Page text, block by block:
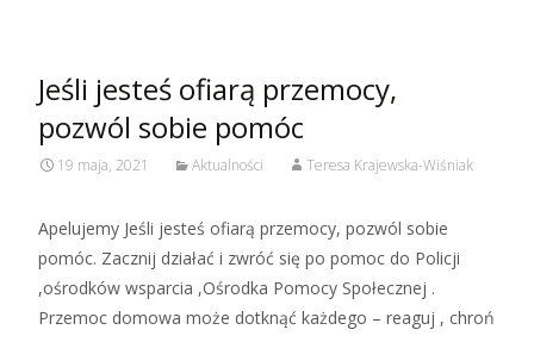
Jeśli jesteś ofiarą przemocy,
pozwól sobie pomóc
19 maja, 2021 Aktualności Teresa Krajewska-Wiśniak
Apelujemy Jeśli jesteś ofiarą przemocy, pozwól sobie
pomóc. Zacznij działać i zwróć się po pomoc do Policji
,ośrodków wsparcia ,Ośrodka Pomocy Społecznej .
Przemoc domowa może dotknąć każdego – reaguj , chroń